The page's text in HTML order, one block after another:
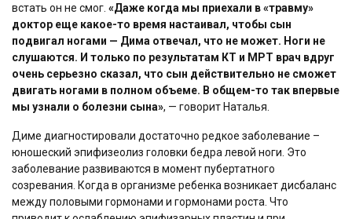
встать он не смог. «Даже когда мы приехали в «травму»
доктор еще какое-то время настаивал, чтобы сын
подвигал ногами — Дима отвечал, что не может. Ноги не
слушаются. И только по результатам КТ и МРТ врач вдруг
очень серьезно сказал, что сын действительно не сможет
двигать ногами в полном объеме. В общем-то так впервые
мы узнали о болезни сына», — говорит Наталья.
Диме диагностировали достаточно редкое заболевание –
юношеский эпифизеолиз головки бедра левой ноги. Это
заболевание развиваются в момент пубертатного
созревания. Когда в организме ребенка возникает дисбаланс
между половыми гормонами и гормонами роста. Что